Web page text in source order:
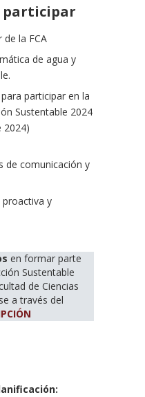
participar
de la FCA
de agua y
participar en la
Sustentable 2024
2024)
de comunicación y
y
en formar parte
Sustentable
de Ciencias
a través del